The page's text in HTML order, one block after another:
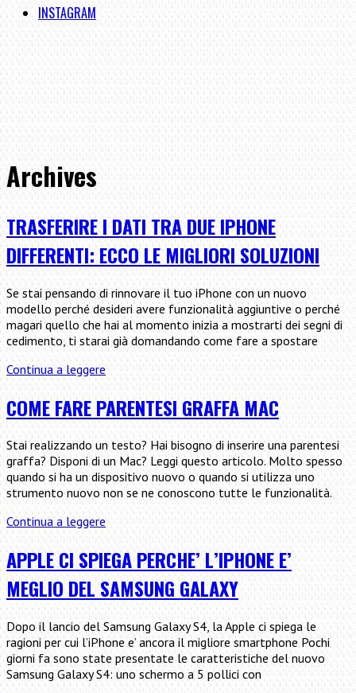
INSTAGRAM
Archives
TRASFERIRE I DATI TRA DUE IPHONE
DIFFERENTI: ECCO LE MIGLIORI SOLUZIONI
Se stai pensando di rinnovare il tuo iPhone con un nuovo
modello perché desideri avere funzionalità aggiuntive o perché
magari quello che hai al momento inizia a mostrarti dei segni di
cedimento, ti starai già domandando come fare a spostare
Continua a leggereTrasferire
i
dati
tra
due
iPhone
differenti:
ecco
le
migliori
soluzioni
COME FARE PARENTESI GRAFFA MAC
Stai realizzando un testo? Hai bisogno di inserire una parentesi
graffa? Disponi di un Mac? Leggi questo articolo. Molto spesso
quando si ha un dispositivo nuovo o quando si utilizza uno
strumento nuovo non se ne conoscono tutte le funzionalità.
Continua a leggereCome
fare
parentesi
graffa
Mac
APPLE CI SPIEGA PERCHE’ L’IPHONE E’
MEGLIO DEL SAMSUNG GALAXY
Dopo il lancio del Samsung Galaxy S4, la Apple ci spiega le
ragioni per cui l’iPhone e’ ancora il migliore smartphone Pochi
giorni fa sono state presentate le caratteristiche del nuovo
Samsung Galaxy S4: uno schermo a 5 pollici con